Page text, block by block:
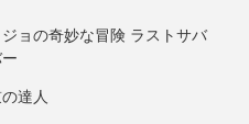
ョの奇妙な冒険 ラストサバ
達人